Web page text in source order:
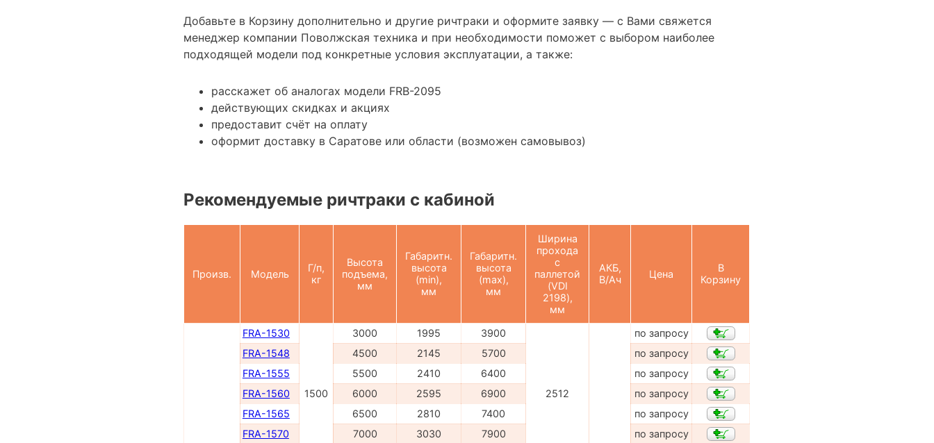
Добавьте в Корзину дополнительно и другие ричтраки и оформите заявку — с Вами свяжется
менеджер компании Поволжская техника и при необходимости поможет с выбором наиболее
подходящей модели под конкретные условия эксплуатации, а также:
расскажет об аналогах модели FRB-2095
действующих скидках и акциях
предоставит счёт на оплату
оформит доставку в Саратове или области (возможен самовывоз)
Рекомендуемые ричтраки с кабиной
Произв. Модель
Г/п,
кг
Высота
подъема,
мм
Габаритн.
высота
(min),
мм
Габаритн.
высота
(max),
мм
Ширина
прохода
с
паллетой
(VDI
2198),
мм
АКБ,
В/Ач
Цена
В
Корзину
FRA-1530
1500
3000 1995 3900
2512
по запросу
FRA-1548
4500 2145 5700
по запросу
FRA-1555
5500 2410 6400
по запросу
FRA-1560
6000 2595 6900
по запросу
FRA-1565
6500 2810 7400
по запросу
FRA-1570
7000 3030 7900
по запросу